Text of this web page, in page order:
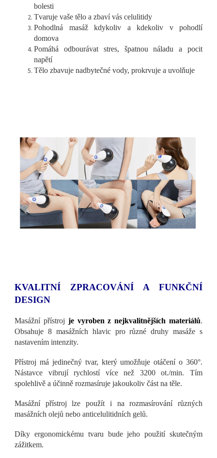
bolesti
Tvaruje vaše tělo a zbaví vás celulitidy
Pohodlná masáž kdykoliv a kdekoliv v pohodlí
domova
Pomáhá odbourávat stres, špatnou náladu a pocit
napětí
Tělo zbavuje nadbytečné vody, prokrvuje a uvolňuje
KVALITNÍ ZPRACOVÁNÍ A FUNKČNÍ
DESIGN
Masážní přístroj je vyroben z nejkvalitnějších materiálů.
Obsahuje 8 masážních hlavic pro různé druhy masáže s
nastavením intenzity.
Přístroj má jedinečný tvar, který umožňuje otáčení o 360°.
Nástavce vibrují rychlostí více než 3200 ot./min. Tím
spolehlivě a účinně rozmasíruje jakoukoliv část na těle.
Masážní přístroj lze použít i na rozmasírování různých
masážních olejů nebo anticelulitidních gelů.
Díky ergonomickému tvaru bude jeho použití skutečným
zážitkem.